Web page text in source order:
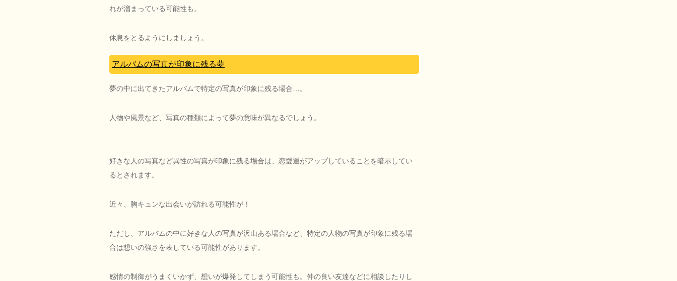
れが溜まっている可能性も。
休息をとるようにしましょう。
アルバムの写真が印象に残る夢
夢の中に出てきたアルバムで特定の写真が印象に残る場合…。
人物や風景など、写真の種類によって夢の意味が異なるでしょう。
好きな人の写真など異性の写真が印象に残る場合は、恋愛運がアップしていることを暗示してい
るとされます。
近々、胸キュンな出会いが訪れる可能性が！
ただし、アルバムの中に好きな人の写真が沢山ある場合など、特定の人物の写真が印象に残る場
合は想いの強さを表している可能性があります。
感情の制御がうまくいかず、想いが爆発してしまう可能性も。仲の良い友達などに相談したりし